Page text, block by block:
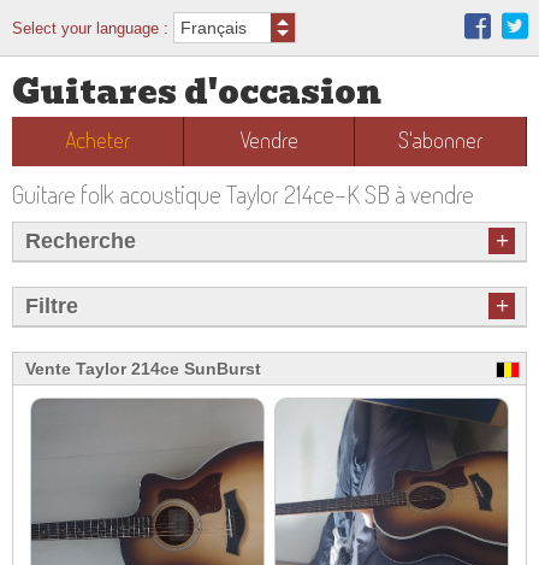
Select your language :
Guitares d'occasion
Acheter Vendre S'abonner
Guitare folk acoustique Taylor 214ce-K SB à vendre
Recherche +
Filtre +
Vente Taylor 214ce SunBurst